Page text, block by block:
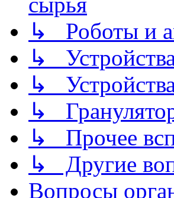
↳ Роботы и
↳
↳
↳
↳ Прочее
↳ Другие
Вопросы